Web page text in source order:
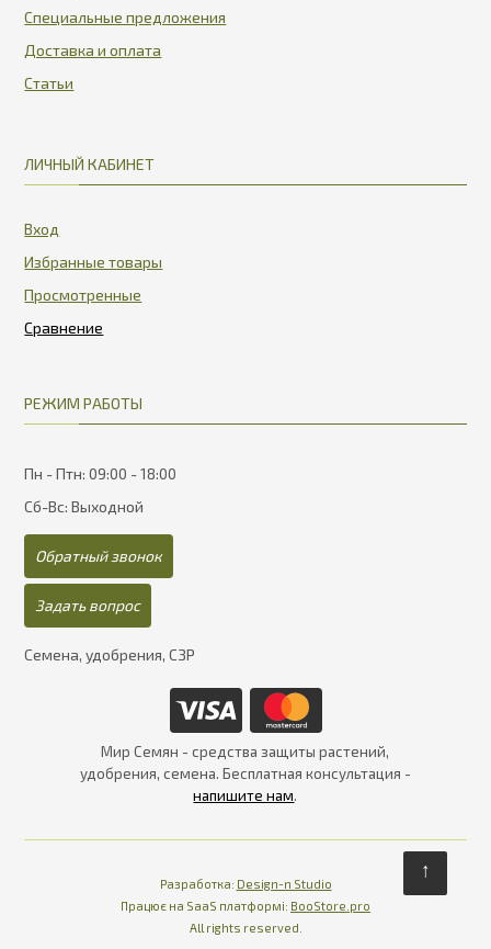
Специальные предложения
Доставка и оплата
Статьи
ЛИЧНЫЙ КАБИНЕТ
Вход
Избранные товары
Просмотренные
РЕЖИМ РАБОТЫ
Пн - Птн: 09:00 - 18:00
Сб-Вс: Выходной
Обратный звонок
Задать вопрос
Семена, удобрения, СЗР
Мир Семян - средства защиты растений,
удобрения, семена. Бесплатная консультация -
напишите нам.
Разработка: Design-n Studio
Працює на SaaS платформі: Працює на SaaS платформі
BooStore.pro
All rights reserved.
↑